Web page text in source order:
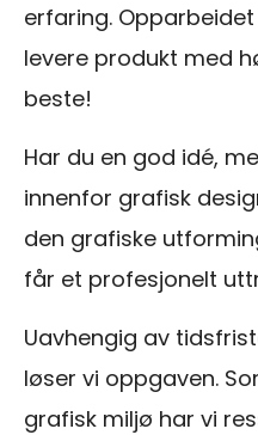
erfaring.
levere produkt med
beste!
Har du en god idé,
innenfor grafisk
den grafiske
får et profesjonelt
Uavhengig av
løser vi oppgaven.
grafisk miljø har vi